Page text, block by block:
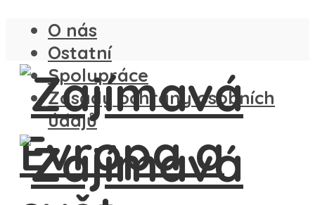
O nás
Ostatní
Spolupráce
Zásady ochrany osobních
údajů